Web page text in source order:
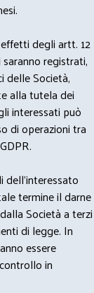
degli artt. 12
registrati,
delle Società,
alla tutela dei
interessati può
di operazioni tra
termine il darne
Società a terzi
di legge. In
essere
in